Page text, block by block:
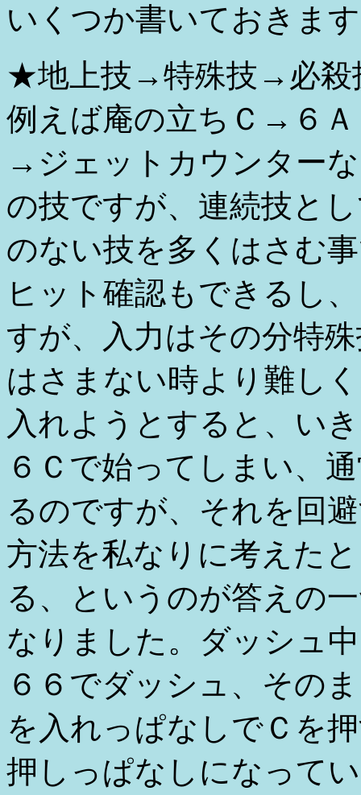
いくつか書いておきま
★地上技→特殊技→必殺
例えば庵の立ちＣ→６
→ジェットカウンター
の技ですが、連続技と
のない技を多くはさむ
ヒット確認もできるし
すが、入力はその分特
はさまない時より難し
入れようとすると、い
６Ｃで始ってしまい、
るのですが、それを回
方法を私なりに考えた
る、というのが答えの
なりました。ダッシュ
６６でダッシュ、その
を入れっぱなしでＣを
押しっぱなしになって